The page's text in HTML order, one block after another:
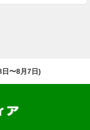
日〜8月7日)